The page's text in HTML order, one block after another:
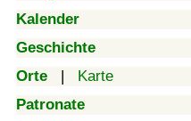
Kalender
Geschichte
Orte | Karte
Patronate